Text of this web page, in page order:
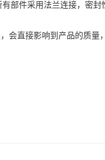
部件采用法兰连接，密
直接影响到产品的质量